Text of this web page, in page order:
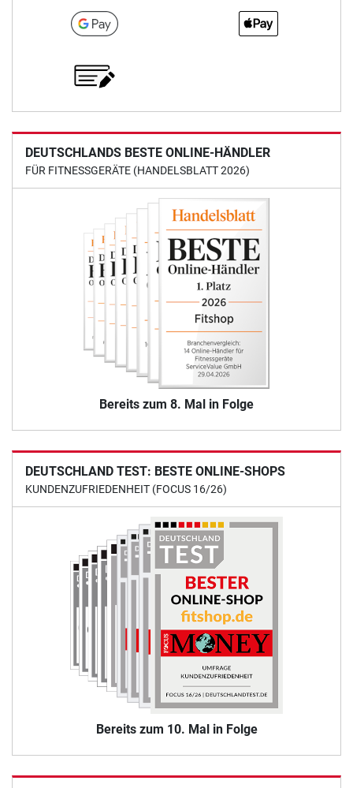
DEUTSCHLANDS BESTE ONLINE-HÄNDLER
FÜR FITNESSGERÄTE (HANDELSBLATT 2026)
Bereits zum 8. Mal in Folge
DEUTSCHLAND TEST: BESTE ONLINE-SHOPS
KUNDENZUFRIEDENHEIT (FOCUS 16/26)
Bereits zum 10. Mal in Folge